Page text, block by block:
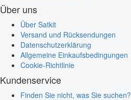
Über uns
Über Satkit
Versand und Rücksendungen
Datenschutzerklärung
Allgemeine Einkaufsbedingungen
Cookie-Richtlinie
Kundenservice
Finden Sie nicht, was Sie suchen?